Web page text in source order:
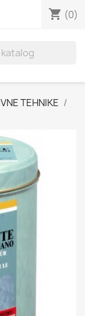
shopping_cart (0)
TEHNIKE